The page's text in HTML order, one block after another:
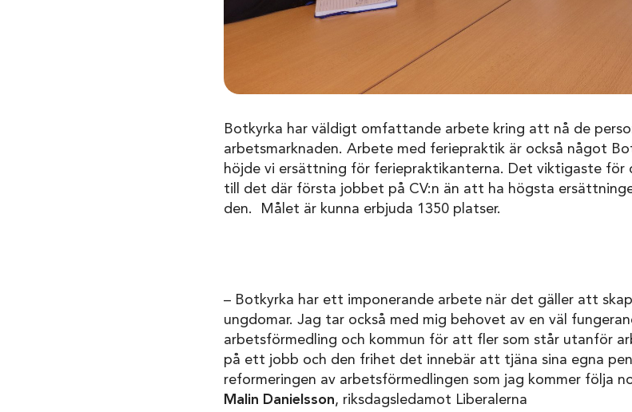
Botkyrka har väldigt omfattande arbete kring att nå de
arbetsmarknaden. Arbete med feriepraktik är också något
höjde vi ersättning för feriepraktikanterna. Det viktigaste för
till det där första jobbet på CV:n än att ha högsta
den. Målet är kunna erbjuda 1350 platser.
– Botkyrka har ett imponerande arbete när det gäller att
ungdomar. Jag tar också med mig behovet av en väl
arbetsförmedling och kommun för att fler som står utanför
på ett jobb och den frihet det innebär att tjäna sina egna
reformeringen av arbetsförmedlingen som jag kommer följa
Malin Danielsson, riksdagsledamot Liberalerna